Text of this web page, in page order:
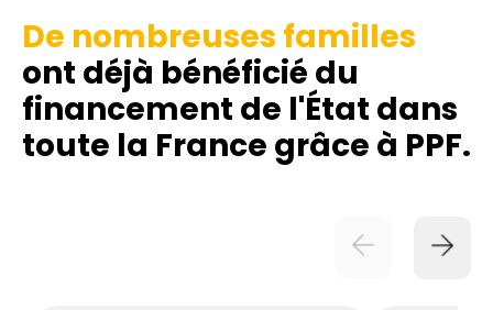
De nombreuses familles
ont déjà bénéficié du
financement de l'État dans
toute la France grâce à PPF.